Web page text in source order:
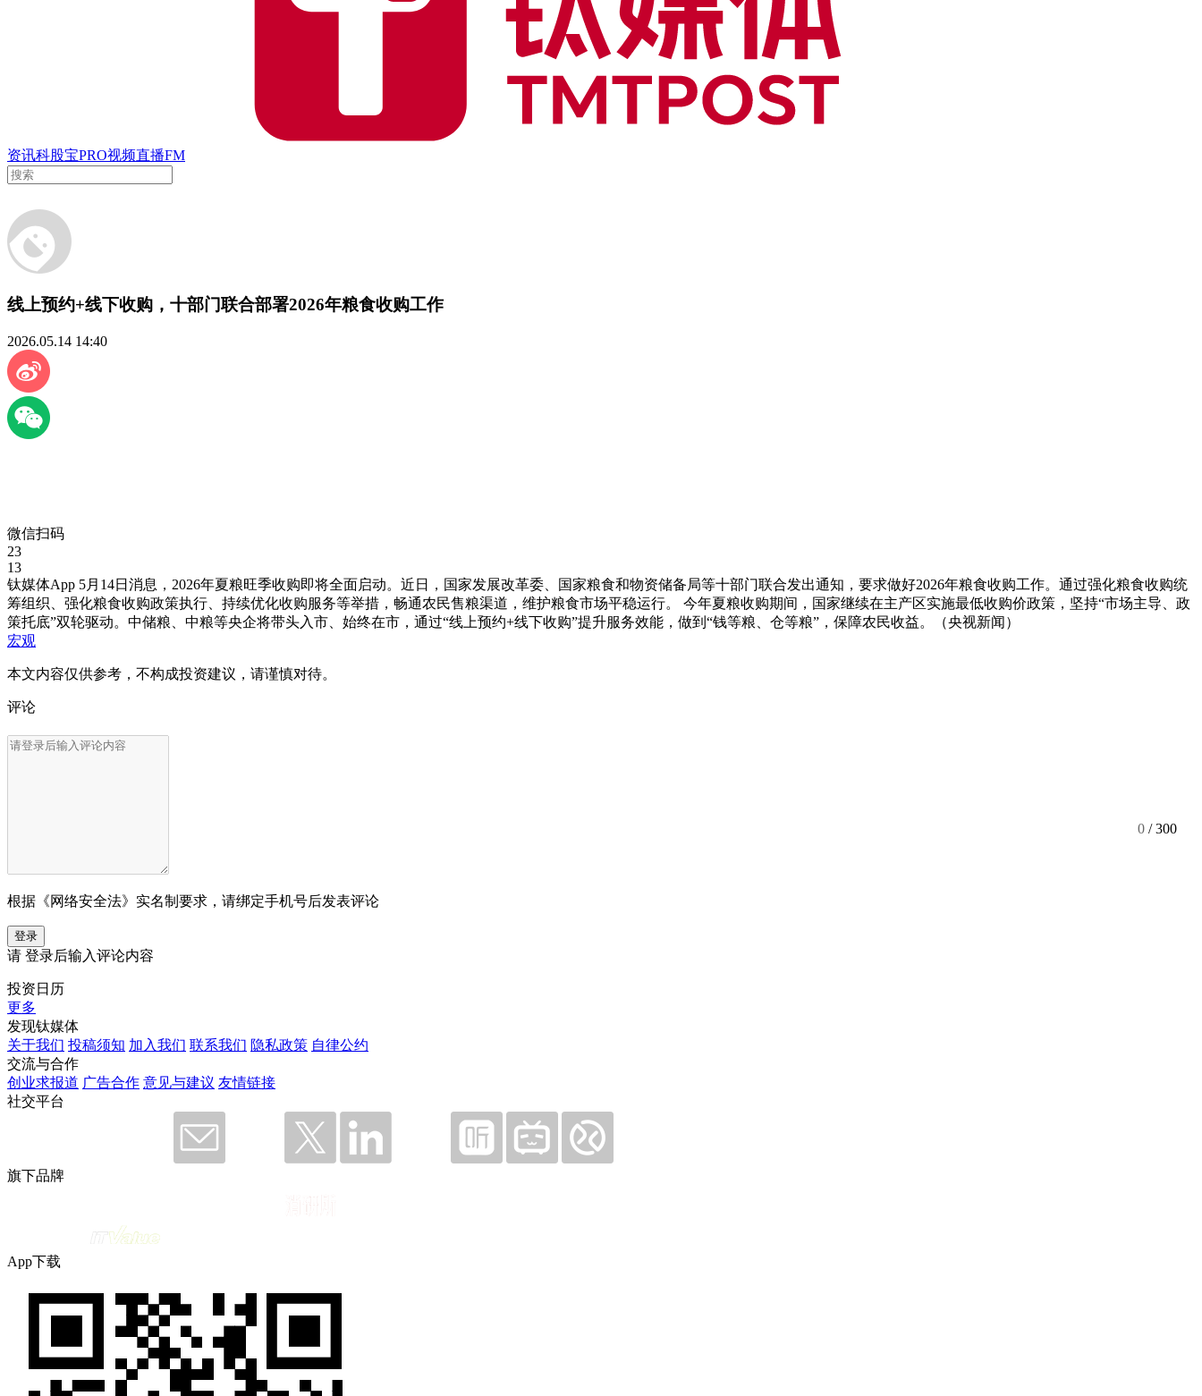
资讯科股宝PRO视频直播FM
线上预约+线下收购，十部门联合部署2026年粮食收购工作
2026.05.14 14:40
微信扫码
23
13
钛媒体App 5月14日消息，2026年夏粮旺季收购即将全面启动。近日，国家发展改革委、国家粮食和物资储备局等十部门联合发出通知，要求做好2026年粮食收购工作。通过强化粮食收购统
筹组织、强化粮食收购政策执行、持续优化收购服务等举措，畅通农民售粮渠道，维护粮食市场平稳运行。 今年夏粮收购期间，国家继续在主产区实施最低收购价政策，坚持“市场主导、政
策托底”双轮驱动。中储粮、中粮等央企将带头入市、始终在市，通过“线上预约+线下收购”提升服务效能，做到“钱等粮、仓等粮”，保障农民收益。（央视新闻）
宏观
本文内容仅供参考，不构成投资建议，请谨慎对待。
评论
0 / 300
根据《网络安全法》实名制要求，请绑定手机号后发表评论
登录
请 登录后输入评论内容
投资日历
更多
发现钛媒体
关于我们 投稿须知 加入我们 联系我们 隐私政策 自律公约
交流与合作
创业求报道 广告合作 意见与建议 友情链接
社交平台
旗下品牌
App下载